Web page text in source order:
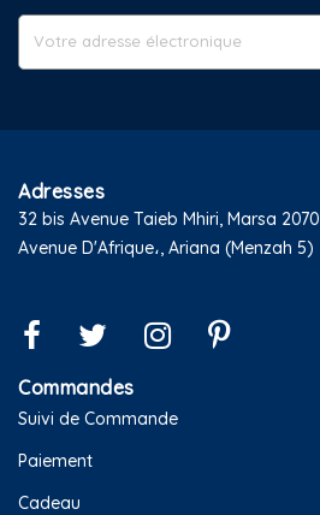
Adresses
32 bis Avenue Taieb Mhiri, Marsa 2070
Avenue D'Afrique،, Ariana (Menzah 5)
Commandes
Suivi de Commande
Paiement
Cadeau